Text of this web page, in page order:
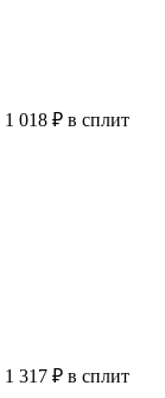
1 018 ₽ в сплит
1 317 ₽ в сплит